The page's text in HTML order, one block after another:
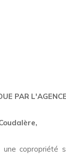
PAR
une copropriété